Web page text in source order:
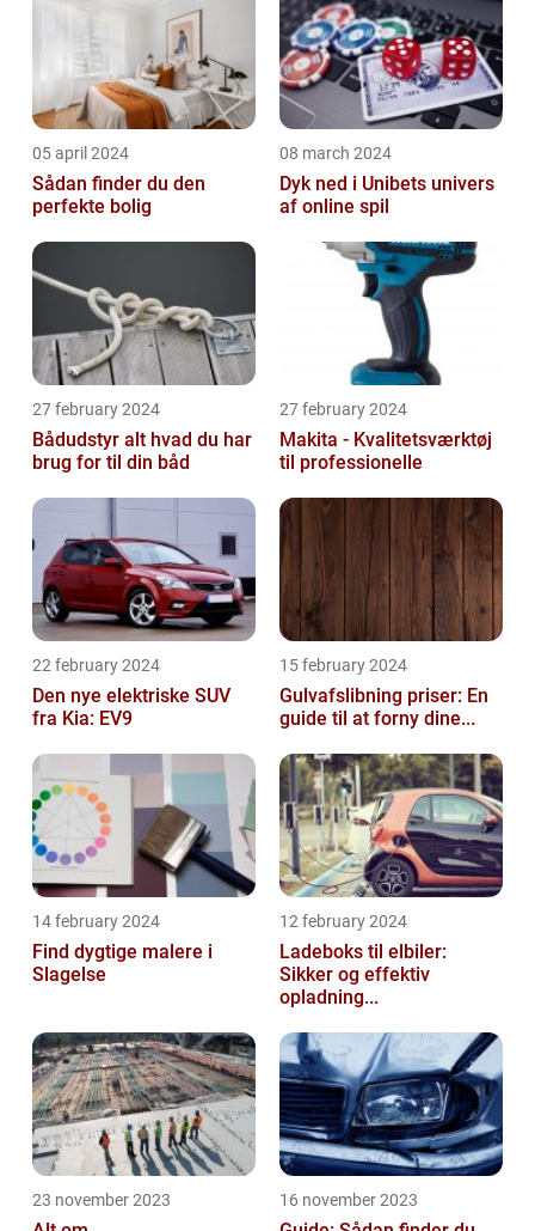
05 april 2024
Sådan finder du den
perfekte bolig
08 march 2024
Dyk ned i Unibets univers
af online spil
27 february 2024
Bådudstyr alt hvad du har
brug for til din båd
27 february 2024
Makita - Kvalitetsværktøj
til professionelle
22 february 2024
Den nye elektriske SUV
fra Kia: EV9
15 february 2024
Gulvafslibning priser: En
guide til at forny dine...
14 february 2024
Find dygtige malere i
Slagelse
12 february 2024
Ladeboks til elbiler:
Sikker og effektiv
opladning...
23 november 2023 16 november 2023